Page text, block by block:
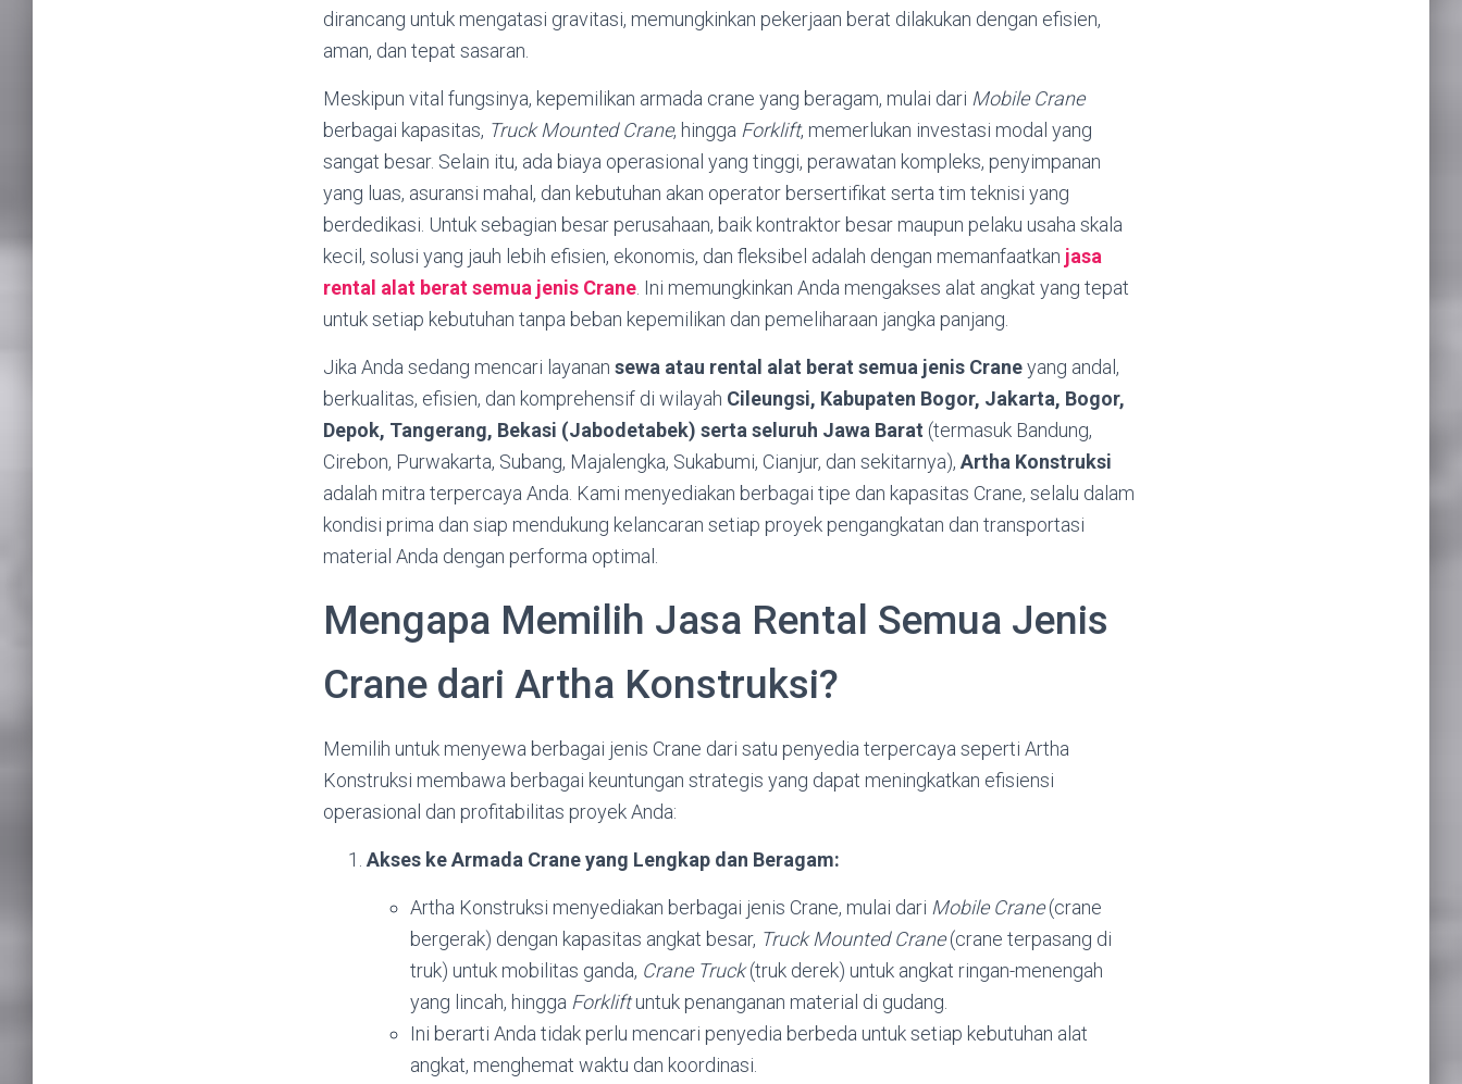
dirancang untuk mengatasi gravitasi, memungkinkan pekerjaan berat dilakukan dengan efisien,
aman, dan tepat sasaran.
Meskipun vital fungsinya, kepemilikan armada crane yang beragam, mulai dari Mobile Crane
berbagai kapasitas, Truck Mounted Crane, hingga Forklift, memerlukan investasi modal yang
sangat besar. Selain itu, ada biaya operasional yang tinggi, perawatan kompleks, penyimpanan
yang luas, asuransi mahal, dan kebutuhan akan operator bersertifikat serta tim teknisi yang
berdedikasi. Untuk sebagian besar perusahaan, baik kontraktor besar maupun pelaku usaha skala
kecil, solusi yang jauh lebih efisien, ekonomis, dan fleksibel adalah dengan memanfaatkan jasa
rental alat berat semua jenis Crane . Ini memungkinkan Anda mengakses alat angkat yang tepat
untuk setiap kebutuhan tanpa beban kepemilikan dan pemeliharaan jangka panjang.
Jika Anda sedang mencari layanan sewa atau rental alat berat semua jenis Craneyang andal,
berkualitas, efisien, dan komprehensif di wilayah Cileungsi, Kabupaten Bogor, Jakarta, Bogor,
Depok, Tangerang, Bekasi (Jabodetabek) serta seluruh Jawa Barat (termasuk Bandung,
Cirebon, Purwakarta, Subang, Majalengka, Sukabumi, Cianjur, dan sekitarnya), Artha Konstruksi
adalah mitra terpercaya Anda. Kami menyediakan berbagai tipe dan kapasitas Crane, selalu dalam
kondisi prima dan siap mendukung kelancaran setiap proyek pengangkatan dan transportasi
material Anda dengan performa optimal.
Mengapa Memilih Jasa Rental Semua Jenis
Crane dari Artha Konstruksi?
Memilih untuk menyewa berbagai jenis Crane dari satu penyedia terpercaya seperti Artha
Konstruksi membawa berbagai keuntungan strategis yang dapat meningkatkan efisiensi
operasional dan profitabilitas proyek Anda:
Akses ke Armada Crane yang Lengkap dan Beragam:
Artha Konstruksi menyediakan berbagai jenis Crane, mulai dari Mobile Crane(crane
bergerak) dengan kapasitas angkat besar, Truck Mounted Crane(crane terpasang di
truk) untuk mobilitas ganda, Crane Truck(truk derek) untuk angkat ringan-menengah
yang lincah, hingga Forkliftuntuk penanganan material di gudang.
Ini berarti Anda tidak perlu mencari penyedia berbeda untuk setiap kebutuhan alat
angkat, menghemat waktu dan koordinasi.